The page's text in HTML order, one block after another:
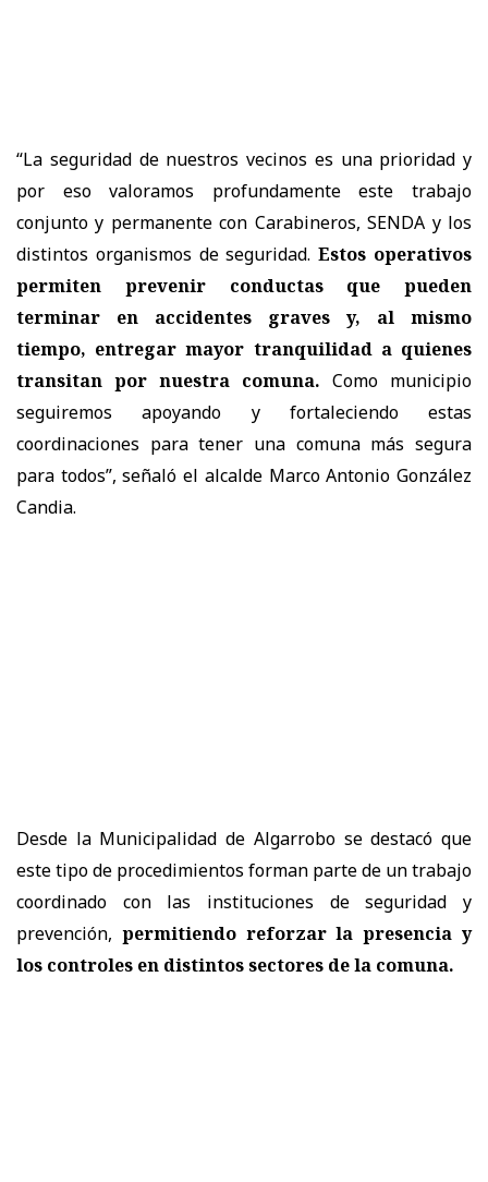
“La seguridad de nuestros vecinos es una prioridad y
por eso valoramos profundamente este trabajo
conjunto y permanente con Carabineros, SENDA y los
distintos organismos de seguridad.Estos operativos
permiten prevenir conductas que pueden
terminar en accidentes graves y, al mismo
tiempo, entregar mayor tranquilidad a quienes
transitan por nuestra comuna. Como municipio
seguiremos apoyando y fortaleciendo estas
coordinaciones para tener una comuna más segura
para todos”, señaló el alcalde Marco Antonio González
Candia.
Desde la Municipalidad de Algarrobo se destacó que
este tipo de procedimientos forman parte de un trabajo
coordinado con las instituciones de seguridad y
prevención, permitiendo reforzar la presencia y
los controles en distintos sectores de la comuna.